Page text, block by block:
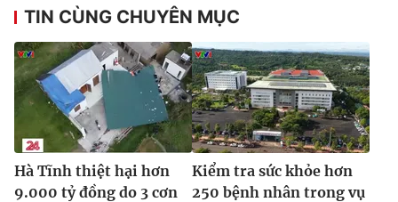
® Cấm sao chép dưới mọi hình thức nếu không có sự chấp
thuận bằng văn bản. Ghi rõ nguồn VTV.vn khi phát hành lại
thông tin từ website này.
TIN CÙNG CHUYÊN MỤC
Hà Tĩnh thiệt hại hơn
9.000 tỷ đồng do 3 cơn
Kiểm tra sức khỏe hơn
250 bệnh nhân trong vụ